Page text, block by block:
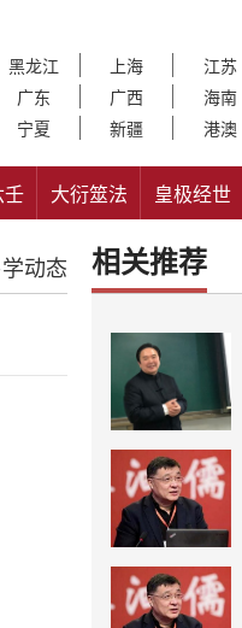
黑龙江 上海 江苏
广东
广西 海南
宁夏
新疆 港澳
大衍筮法 皇极经世
动态 相关推荐